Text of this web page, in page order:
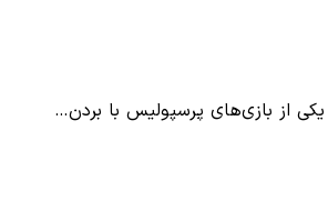
یکی از بازی‌های پرسپولیس با بردن…